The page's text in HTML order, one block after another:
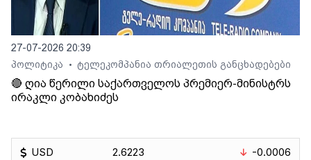
27-07-2026 20:39
პოლიტიკა
• ტელეკომპანია თრიალეთის განცხადებები
🔴 ღია წერილი საქართველოს პრემიერ-მინისტრს
ირაკლი კობახიძეს
USD
2.6223
-0.0006